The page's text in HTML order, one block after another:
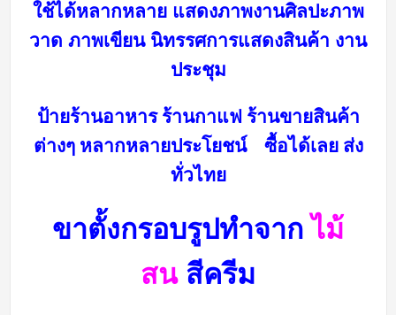
ใช้ได้หลากหลาย แสดงภาพงานศิลปะภาพ
วาด ภาพเขียน นิทรรศการแสดงสินค้า งาน
ประชุม
ป้ายร้านอาหาร ร้านกาแฟ ร้านขายสินค้า
ต่างๆ หลากหลายประโยชน์ ซื้อได้เลย ส่ง
ทั่วไทย
ขาตั้งกรอบรูปทำจากไม้
สน สีครีม